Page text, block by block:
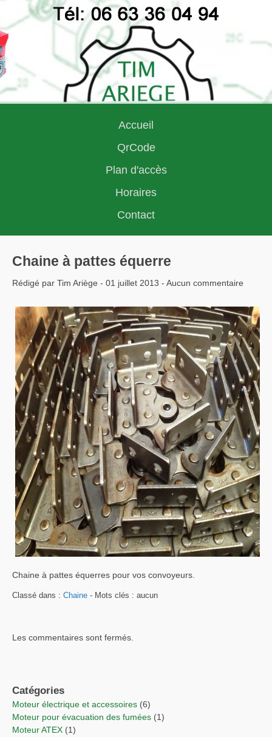
Accueil
QrCode
Plan d'accès
Horaires
Contact
Chaine à pattes équerre
Rédigé par Tim Ariège - 01 juillet 2013 - Aucun commentaire
Chaine à pattes équerres pour vos convoyeurs.
Classé dans : Chaine - Mots clés : aucun
Les commentaires sont fermés.
Catégories
Moteur électrique et accessoires (6)
Moteur pour évacuation des fumées (1)
Moteur ATEX (1)